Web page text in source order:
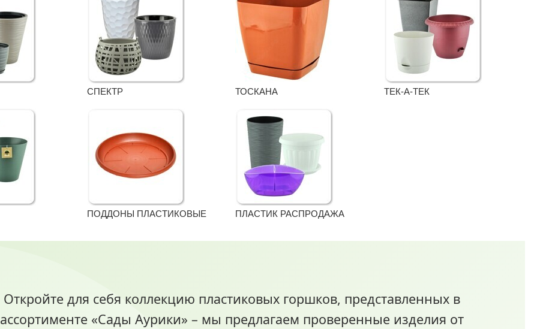
СПЕКТР ТОСКАНА ТЕК-А-ТЕК
ПОДДОНЫ ПЛАСТИКОВЫЕ ПЛАСТИК РАСПРОДАЖА
Откройте для себя коллекцию пластиковых горшков, представленных в
ассортименте «Сады Аурики» – мы предлагаем проверенные изделия от